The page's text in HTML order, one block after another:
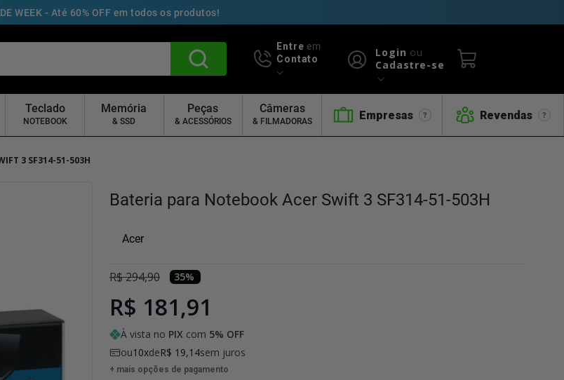
WEEK - Até 60% OFF em todos os produtos!
Entre em
Contato
Login ou
Cadastre-se
Teclado
NOTEBOOK
Memória
& SSD
Peças
& ACESSÓRIOS
Câmeras
& FILMADORAS Empresas Revendas
3 SF314-51-503H
Bateria para Notebook Acer Swift 3 SF314-51-503H
Acer
R$294,90 35%
R$ 181,91
À vista no PIX com 5% OFF
ou10 deR$ 19,14sem juros
+ mais opções de pagamento